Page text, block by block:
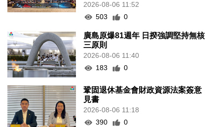
2026-08-06 11:52
503
0
廣島原爆81週年 日揆強調堅持無核
三原則
2026-08-06 11:40
183
0
鞏固退休基金會財政資源法案簽意
見書
2026-08-06 11:18
390
0